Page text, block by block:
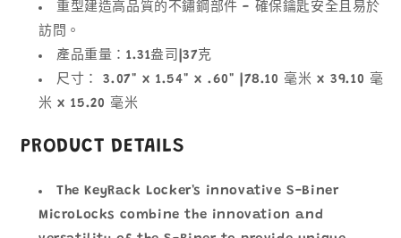
重型建造高品質的不鏽鋼部件 - 確保鑰匙安全且易於
訪問。
產品重量：1.31盎司|37克
尺寸： 3.07" x 1.54" x .60" |78.10 毫米 x 39.10 毫
米 x 15.20 毫米
PRODUCT DETAILS
The KeyRack Locker's innovative S-Biner
MicroLocks combine the innovation and